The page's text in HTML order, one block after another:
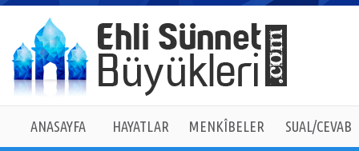
ANASAYFA HAYATLAR MENKÎBELER SUAL/CEVAB